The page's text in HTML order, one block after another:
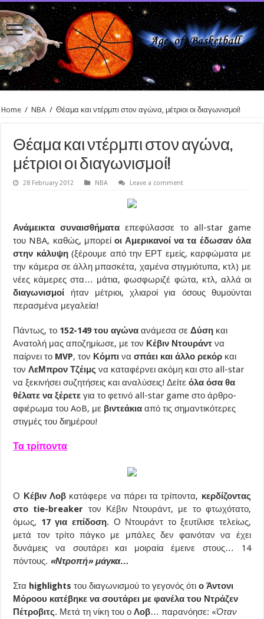
Home / NBA / Θέαμα και ντέρμπι στον αγώνα, μέτριοι οι διαγωνισμοί!
Θέαμα και ντέρμπι στον αγώνα,
μέτριοι οι διαγωνισμοί!
28 February 2012 NBA Leave a comment
Ανάμεικτα συναισθήματα επεφύλασσε το all-star game
του NBA, καθώς, μπορεί οι Αμερικανοί να τα έδωσαν όλα
στην κάλυψη(ξέρουμε από την ΕΡΤ εμείς, καρφώματα με
την κάμερα σε άλλη μπασκέτα, χαμένα στιγμιότυπα, κτλ) με
νέες κάμερες στα… μάτια, φωσφωριζέ φώτα, κτλ, αλλά οι
διαγωνισμοί ήταν μέτριοι, χλιαροί για όσους θυμούνται
περασμένα μεγαλεία!
Πάντως, το 152-149 του αγώνα ανάμεσα σεΔύση και
Ανατολή μας αποζημίωσε, με τον Κέβιν Ντουράντ να
παίρνει το MVP, τον Κόμπινασπάει και άλλο ρεκόρ και
τονΛεΜπρον Τζέιμς να καταφέρνει ακόμη και στο all-star
να ξεκινήσει συζητήσεις και αναλύσεις! Δείτεόλα όσα θα
θέλατε να ξέρετεγια το φετινό all-star game στο άρθρο-
αφιέρωμα του AoB, με βιντεάκιααπό τις σημαντικότερες
στιγμές του διημέρου!
Τα τρίποντα
Ο Κέβιν Λοβκατάφερε να πάρει τα τρίποντα, κερδίζοντας
στο tie-breaker τον Κέβιν Ντουράντ, με το φτωχότατο,
όμως, 17 για επίδοση. Ο Ντουράντ το ξευτίλισε τελείως,
μετά τον τρίτο πάγκο με μπάλες δεν φαινόταν να έχει
δυνάμεις να σουτάρει και μοιραία έμεινε στους… 14
πόντους. «Ντροπή» μάγκα…
Στα highlightsτου διαγωνισμού το γεγονός ότι ο Άντονι
Μόροου κατέβηκε να σουτάρει με φανέλα του Ντράζεν
Πέτροβιτς. Μετά τη νίκη του οΛοβ… παρανόησε: «Όταν